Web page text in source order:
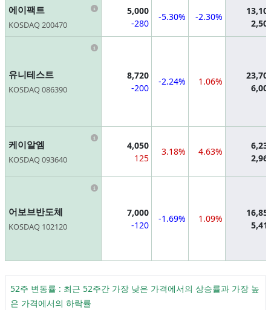
에이팩트
KOSDAQ 200470
Information
5,000
-280
-5.30% -2.30%
유니테스트
KOSDAQ 086390
Information
8,720
-200
-2.24% 1.06%
케이알엠
KOSDAQ 093640
Information
4,050
125
3.18% 4.63%
어보브반도체
KOSDAQ 102120
Information
7,000
-120
-1.69% 1.09%
52주 변동률 : 최근 52주간 가장 낮은 가격에서의 상승률과 가장 높
은 가격에서의 하락률